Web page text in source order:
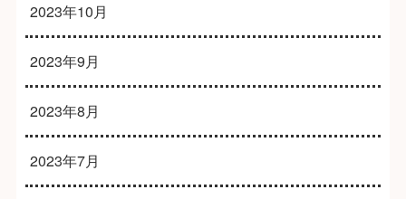
2023年10月
2023年9月
2023年8月
2023年7月